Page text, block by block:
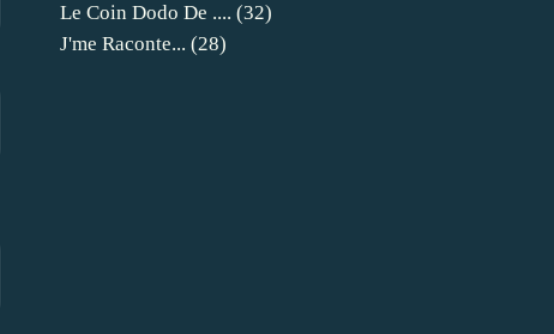
Le Coin Dodo De .... (32)
J'me Raconte... (28)